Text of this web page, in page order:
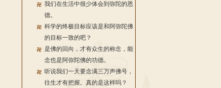
我们在生活中很少体会到弥陀的恩
德。
科学的终极目标应该是和阿弥陀佛
的目标一致的吧？
是佛的回向，才有众生的称念，能
念也是阿弥陀佛的功德。
听说我们一天要念满三万声佛号，
往生才有把握。真的是这样吗？